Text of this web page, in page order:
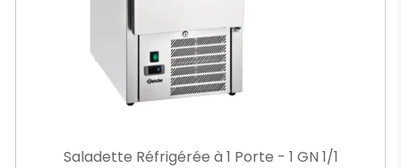
Saladette Réfrigérée à 1 Porte - 1 GN 1/1